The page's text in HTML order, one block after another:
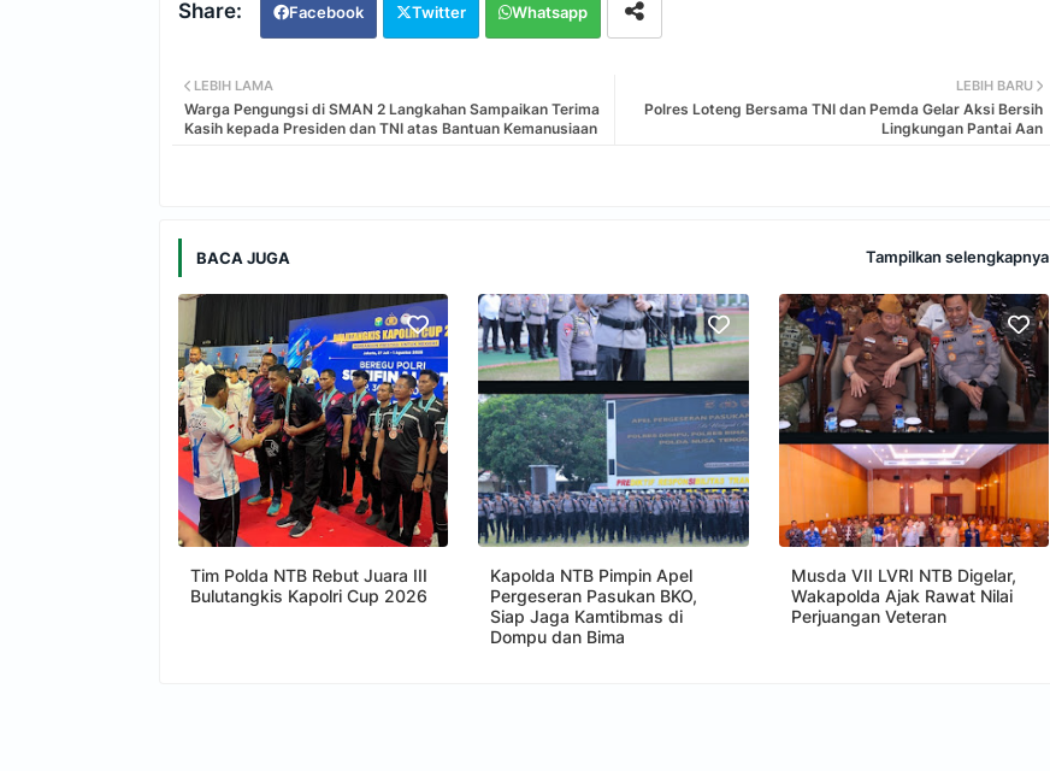
Facebook Twitter Whatsapp
LEBIH BARU
‎Polres Loteng Bersama TNI dan Pemda Gelar Aksi Bersih
Lingkungan Pantai Aan
LEBIH LAMA
Warga Pengungsi di SMAN 2 Langkahan Sampaikan Terima
Kasih kepada Presiden dan TNI atas Bantuan Kemanusiaan
BACA JUGA Tampilkan selengkapnya
Tim Polda NTB Rebut Juara III
Bulutangkis Kapolri Cup 2026
Kapolda NTB Pimpin Apel
Pergeseran Pasukan BKO,
Siap Jaga Kamtibmas di
Dompu dan Bima
Musda VII LVRI NTB Digelar,
Wakapolda Ajak Rawat Nilai
Perjuangan Veteran